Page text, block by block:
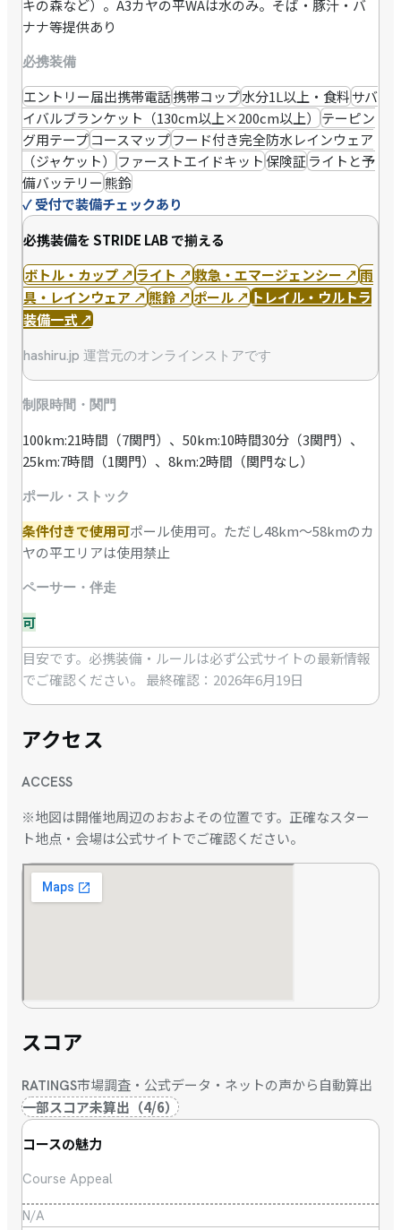
キの森など）。A3カヤの平WAは水のみ。そば・豚汁・バ
ナナ等提供あり
必携装備
エントリー届出携帯電話携帯コップ水分1L以上・食料サバ
イバルブランケット（130cm以上×200cm以上）
テーピン
グ用テープコースマップフード付き完全防水レインウェア
（ジャケット）
ファーストエイドキット保険証 ライトと予
備バッテリー熊鈴
✓受付で装備チェックあり
必携装備を STRIDE LAB で揃える
ボトル・カップ ↗ライト ↗救急・エマージェンシー ↗雨
具・レインウェア ↗熊鈴 ↗ポール ↗トレイル・ウルトラ
装備一式↗
hashiru.jp 運営元のオンラインストアです
制限時間・関門
100km:21時間（7関門）、50km:10時間30分（3関門）、
25km:7時間（1関門）、8km:2時間（関門なし）
ポール・ストック
条件付きで使用可ポール使用可。ただし48km～58kmのカ
ヤの平エリアは使用禁止
ペーサー・伴走
可
目安です。必携装備・ルールは必ず公式サイトの最新情報
でご確認ください。
最終確認：2026年6月19日
アクセス
ACCESS
※地図は開催地周辺のおおよその位置です。正確なスター
ト地点・会場は公式サイトでご確認ください。
スコア
RATINGS市場調査・公式データ・ネットの声から自動算出
一部スコア未算出 （4/6）
コースの魅力
Course Appeal
N/A